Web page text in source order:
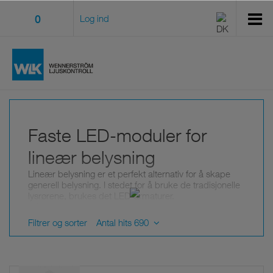
0 Log ind
Faste LED-moduler for
lineær belysning
Lineær belysning er et perfekt alternativ for å skape
generell belysning. I stedet for å bruke de tradisjonelle
lysrørene, brukes det LED-armaturer.
kan vi tilby fleksible og pålitelige faste moduler.
I tillegg til LED i faste moduler med hvitt lys, tilbyr vi
justerbare, lineære LED-moduler for Tunable White-
Filtrer og sorter Antal hits 690